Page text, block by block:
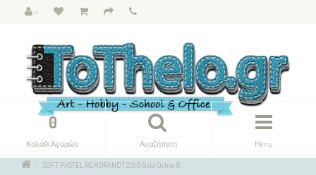
Menu
Αναζήτηση
0
Καλάθι Αγορών
SOFT PASTEL REMBRANDT 231.8 Gold Ochre 8